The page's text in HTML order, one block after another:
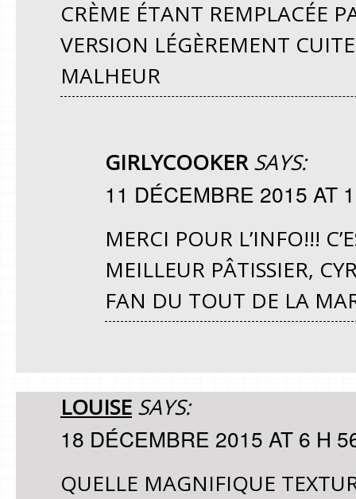
CRÈME ÉTANT REMPLACÉE
VERSION LÉGÈREMENT
MALHEUR
GIRLYCOOKER SAYS:
11 DÉCEMBRE 2015 AT
MERCI POUR L’INFO!!!
MEILLEUR PÂTISSIER,
FAN DU TOUT DE LA
LOUISE SAYS:
18 DÉCEMBRE 2015 AT 6 H
QUELLE MAGNIFIQUE